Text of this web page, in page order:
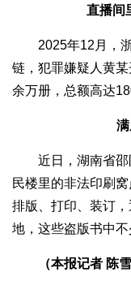
直播间
2025年12月，浙
链，犯罪嫌疑人黄
余万册，总额高达
近日，湖南省邵
民楼里的非法印刷
排版、打印、装订
地，这些盗版书中不
（本报记者 陈雪